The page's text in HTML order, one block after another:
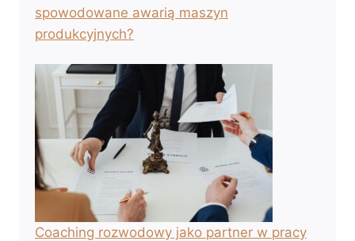
spowodowane awarią maszyn
produkcyjnych?
Coaching rozwodowy jako partner w pracy